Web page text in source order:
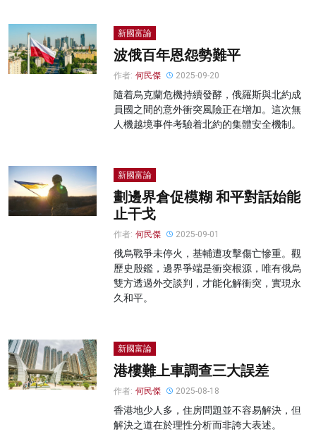
新國富論
波俄百年恩怨勢難平
作者: 何民傑 2025-09-20
隨着烏克蘭危機持續發酵，俄羅斯與北約成
員國之間的意外衝突風險正在增加。這次無
人機越境事件考驗着北約的集體安全機制。
新國富論
劃邊界倉促模糊 和平對話始能
止干戈
作者: 何民傑 2025-09-01
俄烏戰爭未停火，基輔遭攻擊傷亡慘重。觀
歷史殷鑑，邊界爭端是衝突根源，唯有俄烏
雙方透過外交談判，才能化解衝突，實現永
久和平。
新國富論
港樓難上車調查三大誤差
作者: 何民傑 2025-08-18
香港地少人多，住房問題並不容易解決，但
解決之道在於理性分析而非誇大表述。